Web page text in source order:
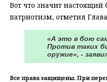
Вот что значит
патриотизм, отметил
«А это в бою
Против таких
оружие», -
Все права защищены. При